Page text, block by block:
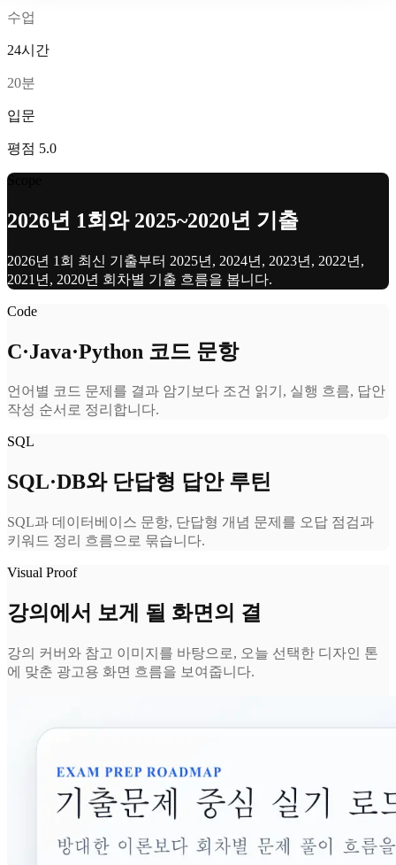
수업
24시간
20분
입문
평점 5.0
Scope
2026년 1회와 2025~2020년 기출
2026년 1회 최신 기출부터 2025년, 2024년, 2023년, 2022년,
2021년, 2020년 회차별 기출 흐름을 봅니다.
Code
C·Java·Python 코드 문항
언어별 코드 문제를 결과 암기보다 조건 읽기, 실행 흐름, 답안
작성 순서로 정리합니다.
SQL
SQL·DB와 단답형 답안 루틴
SQL과 데이터베이스 문항, 단답형 개념 문제를 오답 점검과
키워드 정리 흐름으로 묶습니다.
Visual Proof
강의에서 보게 될 화면의 결
강의 커버와 참고 이미지를 바탕으로, 오늘 선택한 디자인 톤
에 맞춘 광고용 화면 흐름을 보여줍니다.